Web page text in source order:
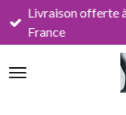
Passer
principal
Livraison offerte
France